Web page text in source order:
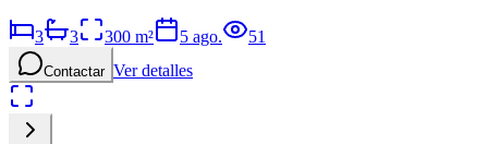
3 3 300 m² 5 ago. 51
Contactar Ver detalles